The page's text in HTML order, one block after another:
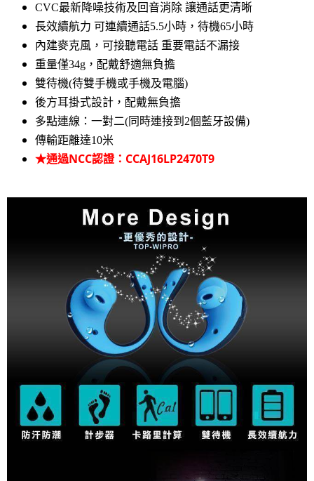
CVC最新降噪技術及回音消除 讓通話更清晰
長效續航力 可連續通話5.5小時，待機65小時
內建麥克風，可接聽電話 重要電話不漏接
重量僅34g，配戴舒適無負擔
雙待機(待雙手機或手機及電腦)
後方耳掛式設計，配戴無負擔
多點連線：一對二(同時連接到2個藍牙設備)
傳輸距離達10米
★通過NCC認證：CCAJ16LP2470T9